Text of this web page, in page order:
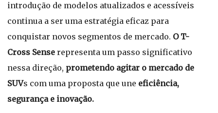
introdução de modelos atualizados e acessíveis
continua a ser uma estratégia eficaz para
conquistar novos segmentos de mercado. O T-
Cross Sense representa um passo significativo
nessa direção, prometendo agitar o mercado de
SUVs com uma proposta que une eficiência,
segurança e inovação.